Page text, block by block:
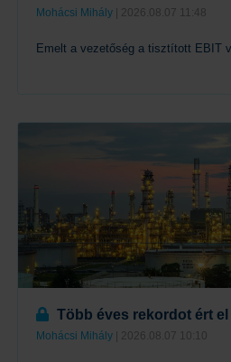
Mohácsi Mihály | 2026.08.07 11:48
Emelt a vezetőség a tisztított EBIT
Több éves rekordot ért el
Mohácsi Mihály | 2026.08.07 10:10